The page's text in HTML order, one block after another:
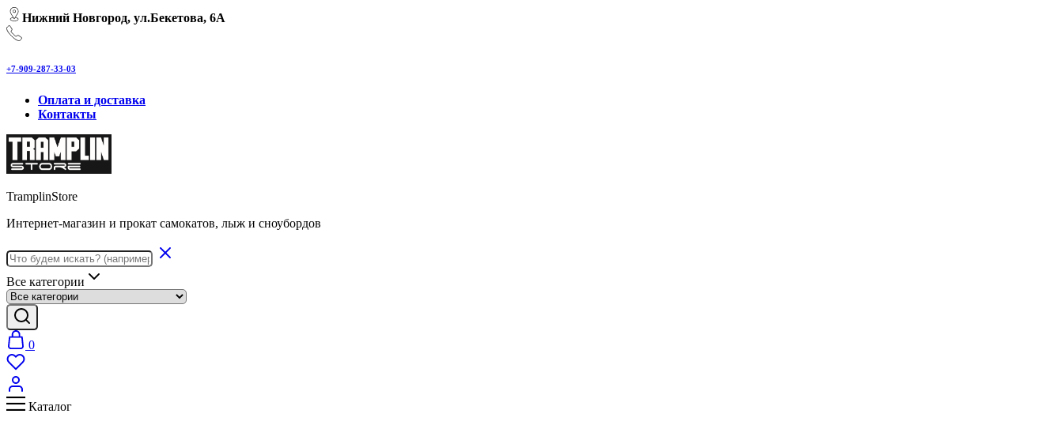
Нижний Новгород, ул.Бекетова, 6А
+7-909-287-33-03
Оплата и доставка
Контакты
TramplinStore
Интернет-магазин и прокат самокатов, лыж и сноубордов
Все категории
0
Каталог